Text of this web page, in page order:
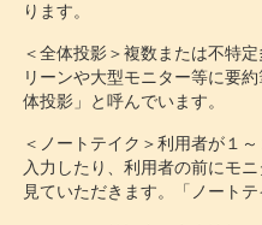
ります。
＜全体投影＞複数または不特
リーンや大型モニター等に要
体投影」と呼んでいます。
＜ノートテイク＞利用者が１
入力したり、利用者の前にモ
見ていただきます。「ノートテ